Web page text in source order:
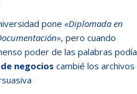
pone«Diplomada en
, pero cuando
poder de las palabras podía
negocios cambié los archivos